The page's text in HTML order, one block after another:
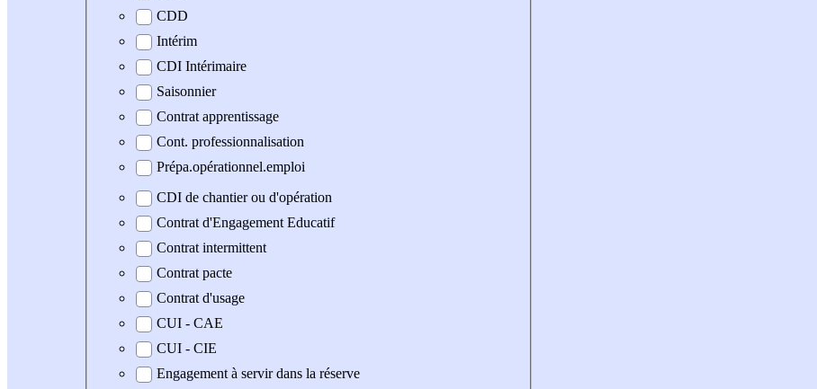
CDD
Intérim
CDI Intérimaire
Saisonnier
Contrat apprentissage
Cont. professionnalisation
Prépa.opérationnel.emploi
CDI de chantier ou d'opération
Contrat d'Engagement Educatif
Contrat intermittent
Contrat pacte
Contrat d'usage
CUI - CAE
CUI - CIE
Engagement à servir dans la réserve